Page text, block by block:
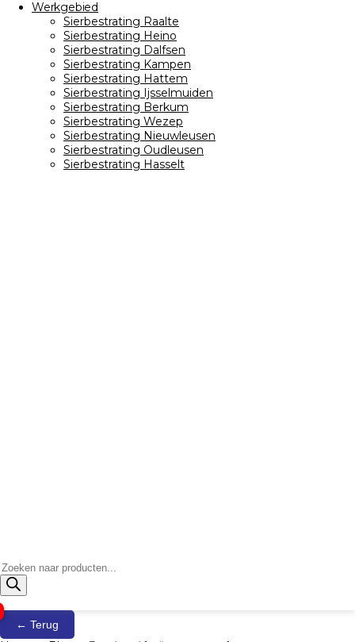
Werkgebied
Sierbestrating Raalte
Sierbestrating Heino
Sierbestrating Dalfsen
Sierbestrating Kampen
Sierbestrating Hattem
Sierbestrating Ijsselmuiden
Sierbestrating Berkum
Sierbestrating Wezep
Sierbestrating Nieuwleusen
Sierbestrating Oudleusen
Sierbestrating Hasselt
Producten
zoeken
← Terug